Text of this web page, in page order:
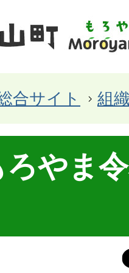
合サイト 組
ろやま